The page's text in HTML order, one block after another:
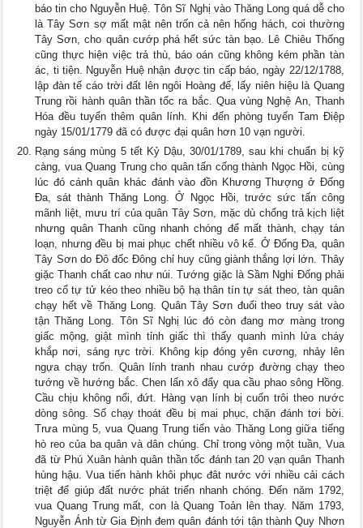
báo tin cho Nguyễn Huệ. Tôn Sĩ Nghị vào Thăng Long quá dễ cho
là Tây Sơn sợ mất mật nên trốn cả nên hống hách, coi thường
Tây Sơn, cho quân cướp phá hết sức tàn bạo. Lê Chiêu Thống
cũng thực hiện việc trả thù, báo oán cũng không kém phần tàn
ác, ti tiện. Nguyễn Huệ nhận được tin cấp báo, ngày 22/12/1788,
lập đàn tế cáo trời đất lên ngôi Hoàng đế, lấy niên hiệu là Quang
Trung rồi hành quân thần tốc ra bắc. Qua vùng Nghệ An, Thanh
Hóa đều tuyển thêm quân lính. Khi đến phòng tuyến Tam Điệp
ngày 15/01/1779 đã có được đại quân hơn 10 vạn người.
Rạng sáng mùng 5 tết Kỷ Dậu, 30/01/1789, sau khi chuẩn bị kỹ
càng, vua Quang Trung cho quân tấn cống thành Ngọc Hồi, cùng
lúc đó cánh quân khác đánh vào đồn Khương Thượng ở Đống
Đa, sát thành Thăng Long. Ở Ngọc Hồi, trước sức tấn công
mãnh liệt, mưu trí của quân Tây Sơn, mặc dù chống trả kịch liệt
nhưng quân Thanh cũng nhanh chóng để mất thành, chạy tán
loạn, nhưng đều bị mai phục chết nhiều vô kể. Ở Đống Đa, quân
Tây Sơn do Đô đốc Đông chỉ huy cũng giành thắng lợi lớn. Thây
giặc Thanh chất cao như núi. Tướng giặc là Sầm Nghi Đống phải
treo cổ tự tử kéo theo nhiều bộ hạ thân tín tự sát theo, tàn quân
chạy hết về Thăng Long. Quân Tây Sơn đuổi theo truy sát vào
tận Thăng Long. Tôn Sĩ Nghị lúc đó còn đang mơ màng trong
giấc mộng, giật mình tỉnh giấc thì thấy quanh mình lửa cháy
khắp nơi, sáng rực trời. Không kịp đóng yên cương, nhảy lên
ngựa chạy trốn. Quân lính tranh nhau cướp đường chạy theo
tướng về hướng bắc. Chen lấn xô đẩy qua cầu phao sông Hồng.
Cầu chịu không nổi, đứt. Hàng vạn lính bị cuốn trôi theo nước
dòng sông. Số chạy thoát đều bị mai phục, chặn đánh tơi bời.
Trưa mùng 5, vua Quang Trung tiến vào Thăng Long giữa tiếng
hò reo của ba quân và dân chúng. Chỉ trong vòng một tuần, Vua
đã từ Phú Xuân hành quân thần tốc đánh tan 20 vạn quân Thanh
hùng hậu. Vua tiến hành khôi phục đât nước với nhiều cải cách
triệt để giúp đất nước phát triển nhanh chóng. Đến năm 1792,
vua Quang Trung mất, con là Quang Toản lên thay. Năm 1793,
Nguyễn Ánh từ Gia Định đem quân đánh tới tận thành Quy Nhơn